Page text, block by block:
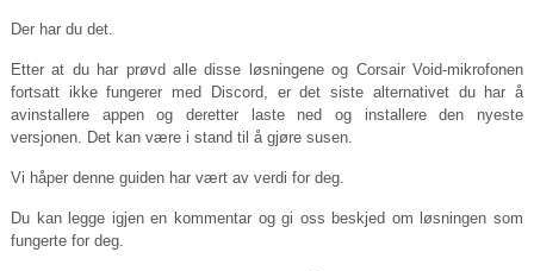
Der har du det.
Etter at du har prøvd alle disse løsningene og Corsair Void-mikrofonen
fortsatt ikke fungerer med Discord, er det siste alternativet du har å
avinstallere appen og deretter laste ned og installere den nyeste
versjonen. Det kan være i stand til å gjøre susen.
Vi håper denne guiden har vært av verdi for deg.
Du kan legge igjen en kommentar og gi oss beskjed om løsningen som
fungerte for deg.